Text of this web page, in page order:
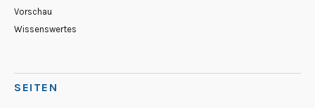
Vorschau
Wissenswertes
SEITEN